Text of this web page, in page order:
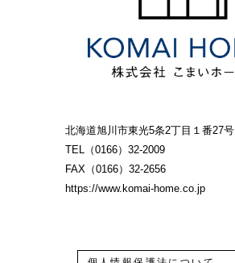
北海道旭川市東光5条2丁目１番27号
TEL（0166）32-2009
FAX（0166）32-2656
https://www.komai-home.co.jp